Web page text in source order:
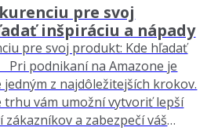
pre svoj
inšpiráciu a nápady
pre svoj produkt: Kde hľadať
podnikaní na Amazone je
z najdôležitejších krokov.
trhu vám umožní vytvoriť lepší
a zabezpečí váš